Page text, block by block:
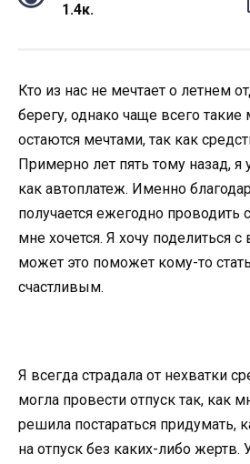
1.4к.
Кто из нас не мечтает о летнем
берегу, однако чаще всего такие
остаются мечтами, так как
Примерно лет пять тому назад, я
как автоплатеж. Именно
получается ежегодно проводить
мне хочется. Я хочу поделиться
может это поможет кому-то
счастливым.
Я всегда страдала от нехватки
могла провести отпуск так, как
решила постараться придумать,
на отпуск без каких-либо жертв.